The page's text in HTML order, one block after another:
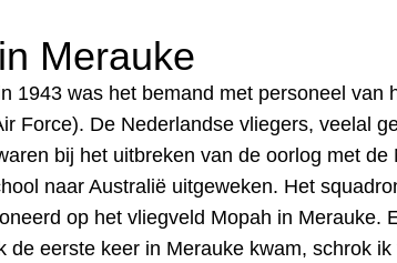
Merauke
1943 was het bemand met personeel van
Force). De Nederlandse vliegers, veelal
bij het uitbreken van de oorlog met de
naar Australië uitgeweken. Het
op het vliegveld Mopah in Merauke.
de eerste keer in Merauke kwam, schrok